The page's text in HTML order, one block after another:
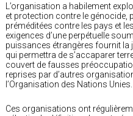
L’organisation a habilement
et protection contre le génocide,
préméditées contre les pays et
exigences d’une perpétuelle
puissances étrangères fournit
qui permettra de s’accaparer
couvert de fausses
reprises par d’autres
l’Organisation des Nations Unies.
Ces organisations ont